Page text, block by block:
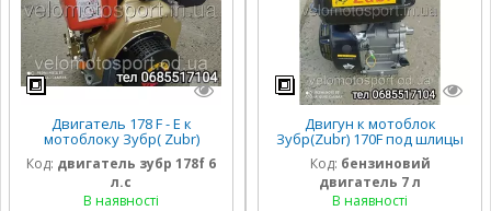
Двигатель 178 F - Е к
мотоблоку Зубр( Zubr)
НТ-105 6 л.с.
Код: двигатель зубр 178f 6
л.с
В наявності
Двигун к мотоблок
Зубр(Zubr) 170F под шлицы
25 вал (7 л.с)
Код: бензиновий
двигатель 7 л
В наявності